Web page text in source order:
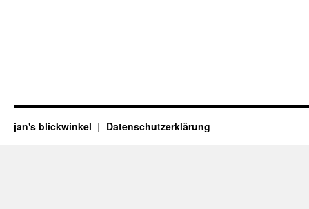
jan's blickwinkel Datenschutzerklärung